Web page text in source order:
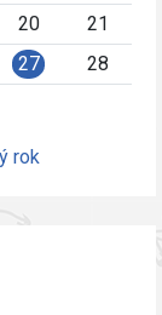
20
21
27
28
rok